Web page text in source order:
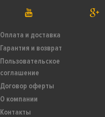
Оплата и доставка
Гарантия и возврат
Пользовательское
соглашение
Договор оферты
О компании
Контакты